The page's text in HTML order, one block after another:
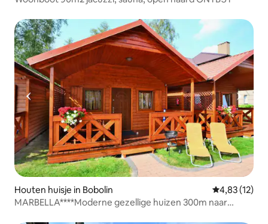
Houten huisje in Bobolin Gemiddelde
4,83 (12)
MARBELLA****Moderne gezellige huizen 300m naar